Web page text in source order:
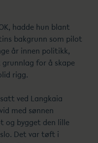
hadde hun blant
bakgrunn som pilot
år innen politikk,
for å skape
rigg.
ved Langkaia
med sønnen
og bygget den lille
Det var tøft i